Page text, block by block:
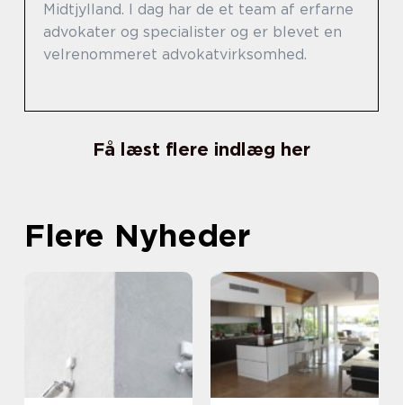
Midtjylland. I dag har de et team af erfarne
advokater og specialister og er blevet en
velrenommeret advokatvirksomhed.
Få læst flere indlæg her
Flere Nyheder